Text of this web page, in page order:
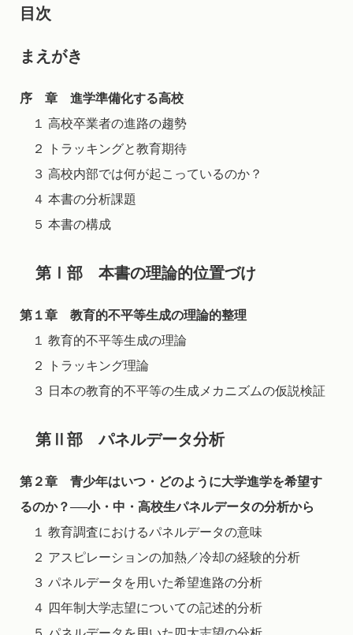
目次
まえがき
序 章 進学準備化する高校
１ 高校卒業者の進路の趨勢
２ トラッキングと教育期待
３ 高校内部では何が起こっているのか？
４ 本書の分析課題
５ 本書の構成
第Ⅰ部 本書の理論的位置づけ
第１章 教育的不平等生成の理論的整理
１ 教育的不平等生成の理論
２ トラッキング理論
３ 日本の教育的不平等の生成メカニズムの仮説検証
第Ⅱ部 パネルデータ分析
第２章 青少年はいつ・どのように大学進学を希望す
るのか？──小・中・高校生パネルデータの分析から
１ 教育調査におけるパネルデータの意味
２ アスピレーションの加熱／冷却の経験的分析
３ パネルデータを用いた希望進路の分析
４ 四年制大学志望についての記述的分析